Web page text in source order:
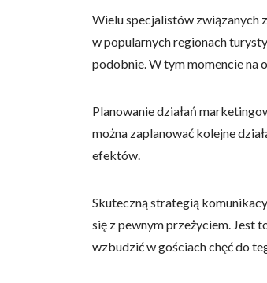
Wielu specjalistów związanych
w popularnych regionach
podobnie. W tym momencie na
Planowanie działań
można zaplanować kolejne
efektów.
Skuteczną strategią
się z pewnym przeżyciem. Jest
wzbudzić w gościach chęć do